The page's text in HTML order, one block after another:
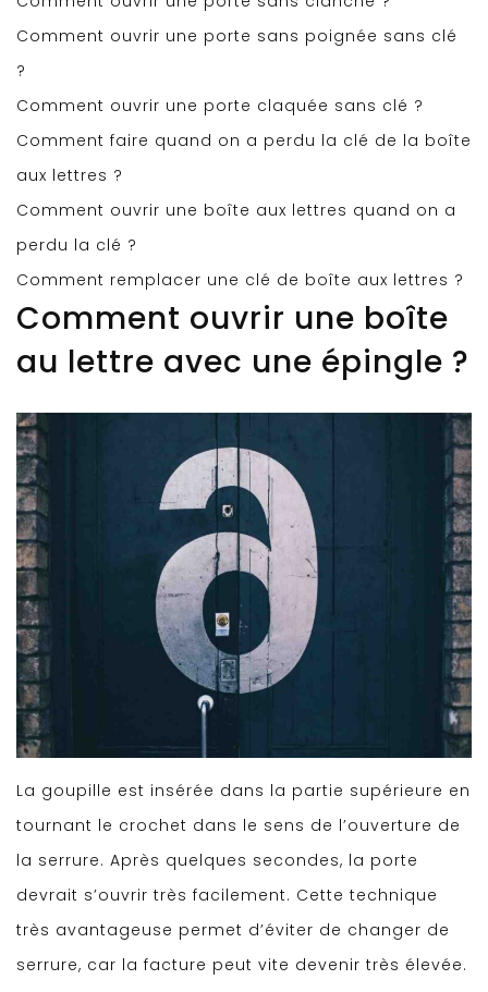
Comment ouvrir une porte sans poignée sans clé
?
Comment ouvrir une porte claquée sans clé ?
Comment faire quand on a perdu la clé de la boîte
aux lettres ?
Comment ouvrir une boîte aux lettres quand on a
perdu la clé ?
Comment remplacer une clé de boîte aux lettres ?
Comment ouvrir une boîte
au lettre avec une épingle ?
La goupille est insérée dans la partie supérieure en
tournant le crochet dans le sens de l’ouverture de
la serrure. Après quelques secondes, la porte
devrait s’ouvrir très facilement. Cette technique
très avantageuse permet d’éviter de changer de
serrure, car la facture peut vite devenir très élevée.